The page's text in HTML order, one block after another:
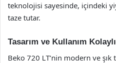
teknolojisi sayesinde, içindeki
taze tutar.
Tasarım ve Kullanım
Beko 720 LT’nin modern ve şık